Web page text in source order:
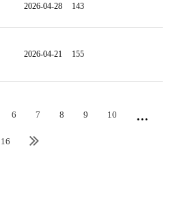
2026-04-28 143
2026-04-21 155
6 7 8 9 10 ...
16